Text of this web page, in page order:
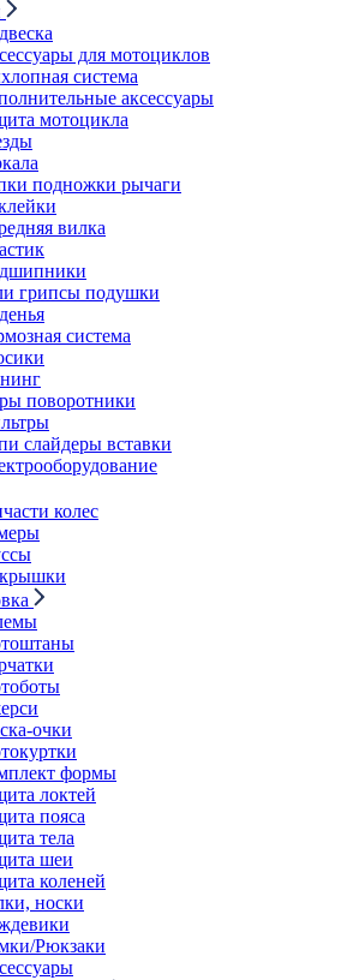
для мотоциклов
система
аксессуары
мотоцикла
подножки рычаги
вилка
грипсы подушки
система
поворотники
слайдеры вставки
колес
очки
формы
локтей
пояса
тела
шеи
коленей
носки
Рюкзаки